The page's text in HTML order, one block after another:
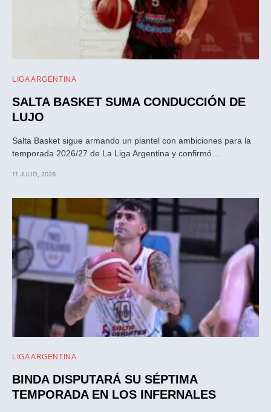
LIGA ARGENTINA
SALTA BASKET SUMA CONDUCCIÓN DE
LUJO
Salta Basket sigue armando un plantel con ambiciones para la
temporada 2026/27 de La Liga Argentina y confirmó…
11 JULIO, 2026
LIGA ARGENTINA
BINDA DISPUTARÁ SU SÉPTIMA
TEMPORADA EN LOS INFERNALES